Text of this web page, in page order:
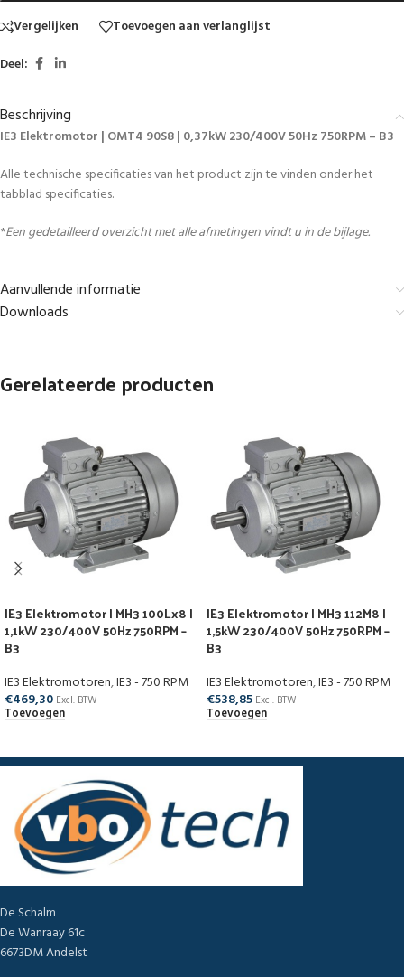
Vergelijken
Toevoegen aan verlanglijst
Deel:
Beschrijving
IE3 Elektromotor | OMT4 90S8 | 0,37kW 230/400V 50Hz 750RPM – B3
Alle technische specificaties van het product zijn te vinden onder het
tabblad specificaties.
*Een gedetailleerd overzicht met alle afmetingen vindt u in de bijlage.
Aanvullende informatie
Downloads
Gerelateerde producten
IE3 Elektromotor | MH3 100Lx8 |
1,1kW 230/400V 50Hz 750RPM –
B3
IE3 Elektromotoren,IE3 - 750 RPM
€469,30 Excl. BTW
Toevoegen
IE3 Elektromotor | MH3 112M8 |
1,5kW 230/400V 50Hz 750RPM –
B3
IE3 Elektromotoren,IE3 - 750 RPM
€538,85 Excl. BTW
Toevoegen
De Schalm
De Wanraay 61c
6673DM Andelst